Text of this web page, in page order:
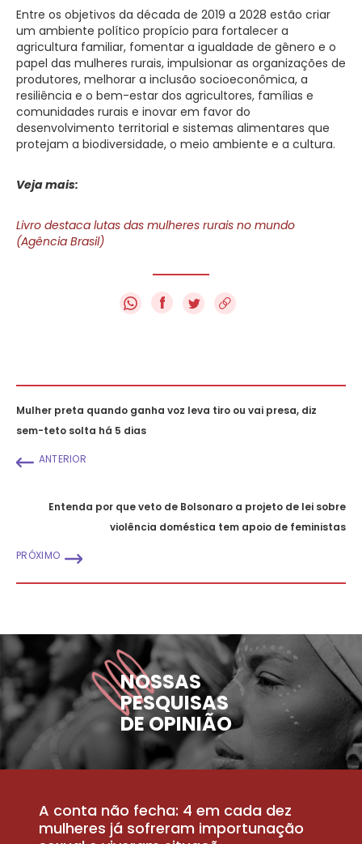
Entre os objetivos da década de 2019 a 2028 estão criar
um ambiente político propício para fortalecer a
agricultura familiar, fomentar a igualdade de gênero e o
papel das mulheres rurais, impulsionar as organizações de
produtores, melhorar a inclusão socioeconômica, a
resiliência e o bem-estar dos agricultores, famílias e
comunidades rurais e inovar em favor do
desenvolvimento territorial e sistemas alimentares que
protejam a biodiversidade, o meio ambiente e a cultura.
Veja mais:
Livro destaca lutas das mulheres rurais no mundo
(Agência Brasil)
f
Mulher preta quando ganha voz leva tiro ou vai presa, diz
sem-teto solta há 5 dias
ANTERIOR
Entenda por que veto de Bolsonaro a projeto de lei sobre
violência doméstica tem apoio de feministas
PRÓXIMO
NOSSAS
PESQUISAS
DE OPINIÃO
A conta não fecha: 4 em cada dez
mulheres já sofreram importunação